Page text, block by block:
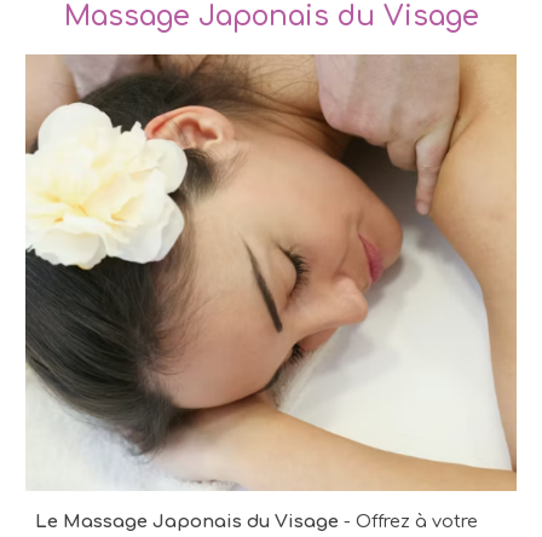
Massage Japonais du Visage
Le Massage Japonais du Visage -Offrez à votre